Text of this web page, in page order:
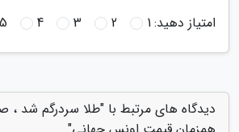
امتیاز دهید:1
2
3
4
5
دیدگاه های مرتبط با "طلا سردرگم شد ،